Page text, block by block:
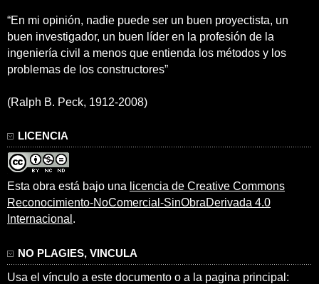
“En mi opinión, nadie puede ser un buen proyectista, un
buen investigador, un buen líder en la profesión de la
ingeniería civil a menos que entienda los métodos y los
problemas de los constructores”
(Ralph B. Peck, 1912-2008)
LICENCIA
Esta obra está bajo una licencia de Creative Commons
Reconocimiento-NoComercial-SinObraDerivada 4.0
Internacional .
NO PLAGIES, VINCULA
Usa el vínculo a este documento o a la pagina principal: